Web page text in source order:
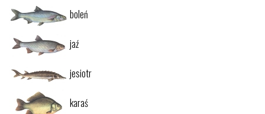
boleń
jaź
jesiotr
karaś